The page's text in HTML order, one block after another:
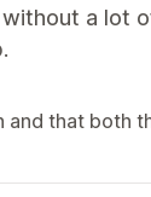
a lot
and that both